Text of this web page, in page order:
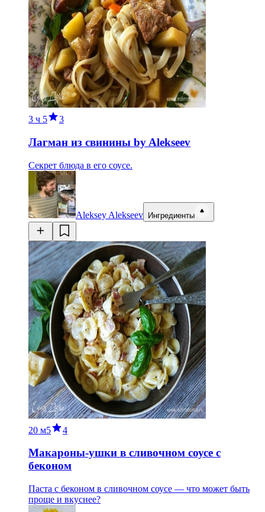
3 ч 5 3
Лагман из свинины by Alekseev
Секрет блюда в его соусе.
Aleksey Alekseev Ингредиенты
20 м5 4
Макароны-ушки в сливочном соусе с
беконом
Паста с беконом в сливочном соусе — что может быть
проще и вкуснее?